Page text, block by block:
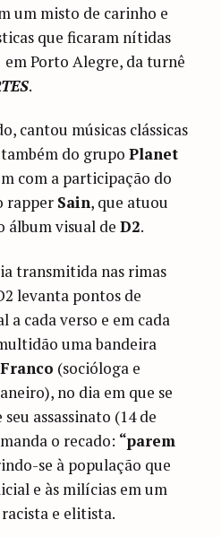
um misto de carinho e
que ficaram nítidas
em Porto Alegre, da turnê
.
cantou músicas clássicas
também do grupoPlanet
com a participação do
rapper Sain, que atuou
álbum visual deD2.
transmitida nas rimas
levanta pontos de
a cada verso e em cada
uma bandeira
(socióloga e
no dia em que se
assassinato (14 de
manda o recado: “parem
se à população que
e às milícias em um
e elitista.